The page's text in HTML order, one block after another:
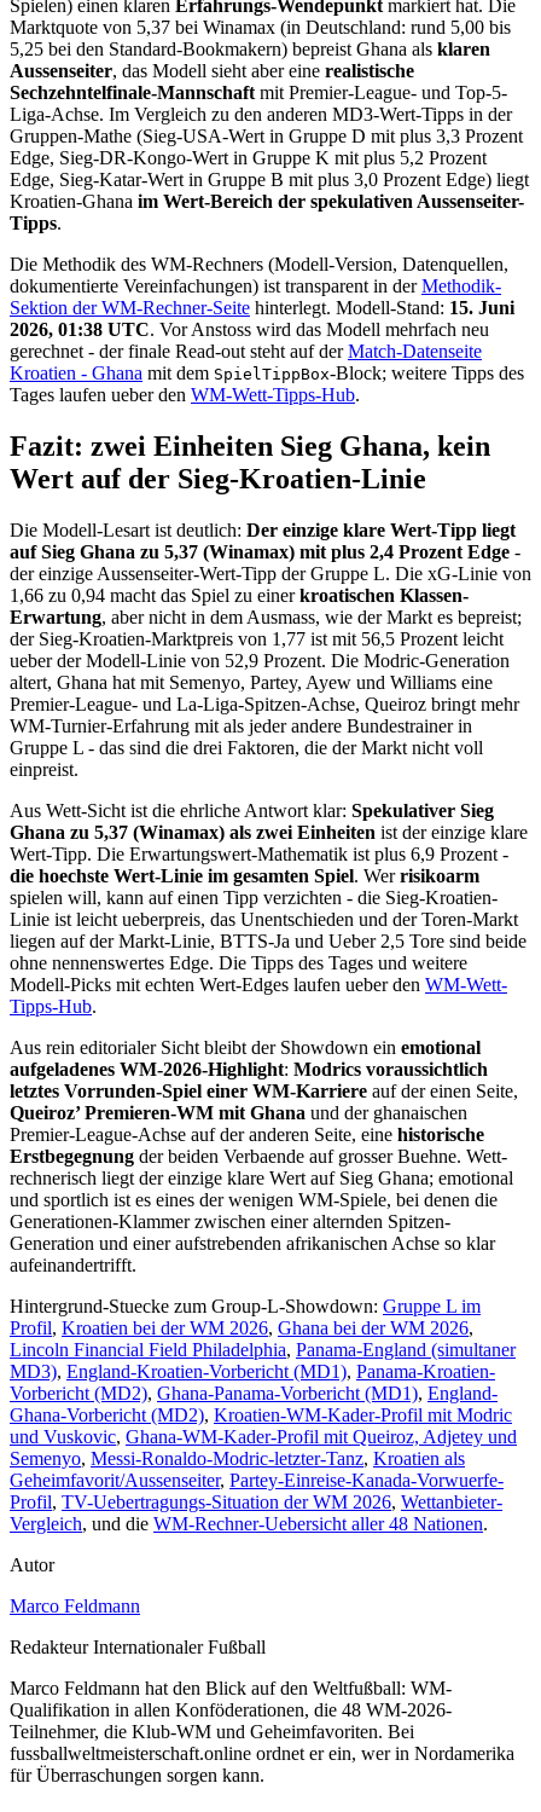
Spielen) einen klaren Erfahrungs-Wendepunkt markiert hat. Die
Marktquote von 5,37 bei Winamax (in Deutschland: rund 5,00 bis
5,25 bei den Standard-Bookmakern) bepreist Ghana als klaren
Aussenseiter, das Modell sieht aber eine realistische
Sechzehntelfinale-Mannschaft mit Premier-League- und Top-5-
Liga-Achse. Im Vergleich zu den anderen MD3-Wert-Tipps in der
Gruppen-Mathe (Sieg-USA-Wert in Gruppe D mit plus 3,3 Prozent
Edge, Sieg-DR-Kongo-Wert in Gruppe K mit plus 5,2 Prozent
Edge, Sieg-Katar-Wert in Gruppe B mit plus 3,0 Prozent Edge) liegt
Kroatien-Ghana im Wert-Bereich der spekulativen Aussenseiter-
Tipps.
Die Methodik des WM-Rechners (Modell-Version, Datenquellen,
dokumentierte Vereinfachungen) ist transparent in derMethodik-
Sektion der WM-Rechner-Seite hinterlegt. Modell-Stand: 15. Juni
2026, 01:38 UTC. Vor Anstoss wird das Modell mehrfach neu
gerechnet - der finale Read-out steht auf derMatch-Datenseite
Kroatien - Ghana mit dem SpielTippBox-Block; weitere Tipps des
Tages laufen ueber den WM-Wett-Tipps-Hub.
Fazit: zwei Einheiten Sieg Ghana, kein
Wert auf der Sieg-Kroatien-Linie
Die Modell-Lesart ist deutlich: Der einzige klare Wert-Tipp liegt
auf Sieg Ghana zu 5,37 (Winamax) mit plus 2,4 Prozent Edge -
der einzige Aussenseiter-Wert-Tipp der Gruppe L. Die xG-Linie von
1,66 zu 0,94 macht das Spiel zu einerkroatischen Klassen-
Erwartung, aber nicht in dem Ausmass, wie der Markt es bepreist;
der Sieg-Kroatien-Marktpreis von 1,77 ist mit 56,5 Prozent leicht
ueber der Modell-Linie von 52,9 Prozent. Die Modric-Generation
altert, Ghana hat mit Semenyo, Partey, Ayew und Williams eine
Premier-League- und La-Liga-Spitzen-Achse, Queiroz bringt mehr
WM-Turnier-Erfahrung mit als jeder andere Bundestrainer in
Gruppe L - das sind die drei Faktoren, die der Markt nicht voll
einpreist.
Aus Wett-Sicht ist die ehrliche Antwort klar: Spekulativer Sieg
Ghana zu 5,37 (Winamax) als zwei Einheiten ist der einzige klare
Wert-Tipp. Die Erwartungswert-Mathematik ist plus 6,9 Prozent -
die hoechste Wert-Linie im gesamten Spiel. Werrisikoarm
spielen will, kann auf einen Tipp verzichten - die Sieg-Kroatien-
Linie ist leicht ueberpreis, das Unentschieden und der Toren-Markt
liegen auf der Markt-Linie, BTTS-Ja und Ueber 2,5 Tore sind beide
ohne nennenswertes Edge. Die Tipps des Tages und weitere
Modell-Picks mit echten Wert-Edges laufen ueber den WM-Wett-
Tipps-Hub.
Aus rein editorialer Sicht bleibt der Showdown ein emotional
aufgeladenes WM-2026-Highlight: Modrics voraussichtlich
letztes Vorrunden-Spiel einer WM-Karriere auf der einen Seite,
Queiroz’ Premieren-WM mit Ghana und der ghanaischen
Premier-League-Achse auf der anderen Seite, eine historische
Erstbegegnung der beiden Verbaende auf grosser Buehne. Wett-
rechnerisch liegt der einzige klare Wert auf Sieg Ghana; emotional
und sportlich ist es eines der wenigen WM-Spiele, bei denen die
Generationen-Klammer zwischen einer alternden Spitzen-
Generation und einer aufstrebenden afrikanischen Achse so klar
aufeinandertrifft.
Hintergrund-Stuecke zum Group-L-Showdown: Gruppe L im
Profil, Kroatien bei der WM 2026, Ghana bei der WM 2026,
Lincoln Financial Field Philadelphia, Panama-England (simultaner
MD3), England-Kroatien-Vorbericht (MD1), Panama-Kroatien-
Vorbericht (MD2), Ghana-Panama-Vorbericht (MD1), England-
Ghana-Vorbericht (MD2), Kroatien-WM-Kader-Profil mit Modric
und Vuskovic, Ghana-WM-Kader-Profil mit Queiroz, Adjetey und
Semenyo, Messi-Ronaldo-Modric-letzter-Tanz, Kroatien als
Geheimfavorit/Aussenseiter, Partey-Einreise-Kanada-Vorwuerfe-
Profil, TV-Uebertragungs-Situation der WM 2026, Wettanbieter-
Vergleich, und die WM-Rechner-Uebersicht aller 48 Nationen.
Autor
Marco Feldmann
Redakteur Internationaler Fußball
Marco Feldmann hat den Blick auf den Weltfußball: WM-
Qualifikation in allen Konföderationen, die 48 WM-2026-
Teilnehmer, die Klub-WM und Geheimfavoriten. Bei
fussballweltmeisterschaft.online ordnet er ein, wer in Nordamerika
für Überraschungen sorgen kann.